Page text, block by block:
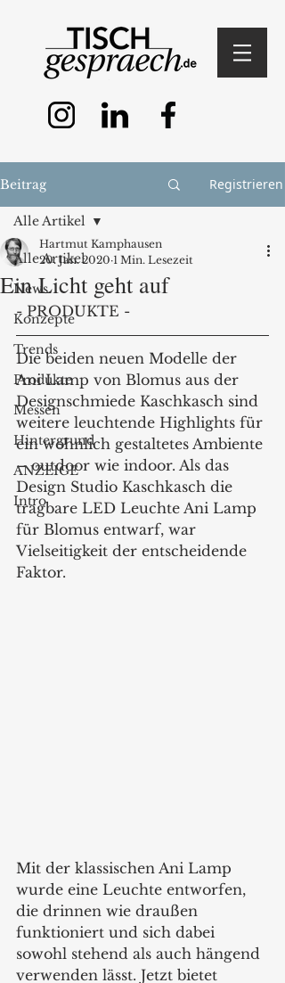
Beitrag Registrieren
Alle Artikel
News
Konzepte
Trends
Produkte
Messen
Hintergrund
ANZEIGE
Intro
Alle Artikel
Ein Licht geht auf
Hartmut Kamphausen
20. Jan. 2020 1 Min. Lesezeit
- PRODUKTE -
Die beiden neuen Modelle der
Ani Lamp von Blomus aus der
Designschmiede Kaschkasch sind
weitere leuchtende Highlights für
ein wohnlich gestaltetes Ambiente
– outdoor wie indoor. Als das
Design Studio Kaschkasch die
tragbare LED Leuchte Ani Lamp
für Blomus entwarf, war
Vielseitigkeit der entscheidende
Faktor.
Mit der klassischen Ani Lamp
wurde eine Leuchte entworfen,
die drinnen wie draußen
funktioniert und sich dabei
sowohl stehend als auch hängend
verwenden lässt. Jetzt bietet